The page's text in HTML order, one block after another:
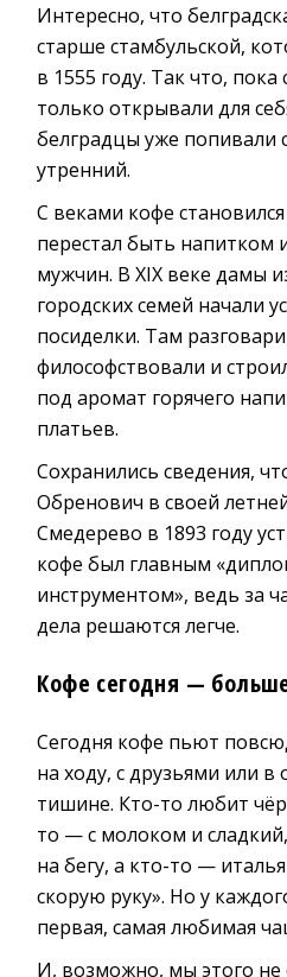
Интересно, что
старше стамбульской,
в 1555 году. Так что,
только открывали для
белградцы уже попивали
утренний.
С веками кофе
перестал быть напитком
мужчин. В XIX веке дамы
городских семей начали
посиделки. Там
философствовали и
под аромат горячего
платьев.
Сохранились сведения,
Обренович в своей
Смедерево в 1893 году
кофе был главным
инструментом», ведь за
дела решаются легче.
Кофе сегодня —
Сегодня кофе пьют
на ходу, с друзьями или в
тишине. Кто-то любит
то — с молоком и
на бегу, а кто-то —
скорую руку». Но у
первая, самая любимая
И, возможно, мы этого